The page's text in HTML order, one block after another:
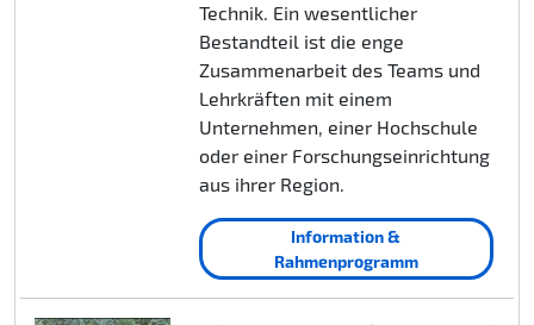
Technik. Ein wesentlicher
Bestandteil ist die enge
Zusammenarbeit des Teams und
Lehrkräften mit einem
Unternehmen, einer Hochschule
oder einer Forschungseinrichtung
aus ihrer Region.
Information &
Rahmenprogramm